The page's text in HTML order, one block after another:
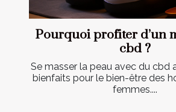
Pourquoi profiter d’un
cbd ?
Se masser la peau avec du cbd
bienfaits pour le bien-être des
femmes....